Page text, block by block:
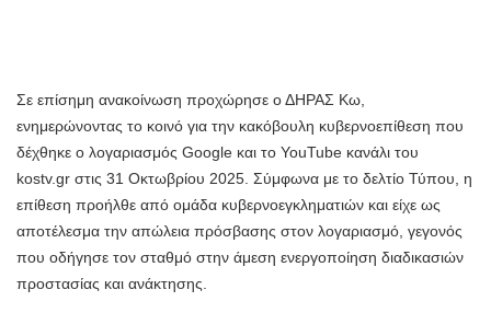
Σε επίσημη ανακοίνωση προχώρησε ο ΔΗΡΑΣ Κω,
ενημερώνοντας το κοινό για την κακόβουλη κυβερνοεπίθεση που
δέχθηκε ο λογαριασμός Google και το YouTube κανάλι του
kostv.gr στις 31 Οκτωβρίου 2025. Σύμφωνα με το δελτίο Τύπου, η
επίθεση προήλθε από ομάδα κυβερνοεγκληματιών και είχε ως
αποτέλεσμα την απώλεια πρόσβασης στον λογαριασμό, γεγονός
που οδήγησε τον σταθμό στην άμεση ενεργοποίηση διαδικασιών
προστασίας και ανάκτησης.